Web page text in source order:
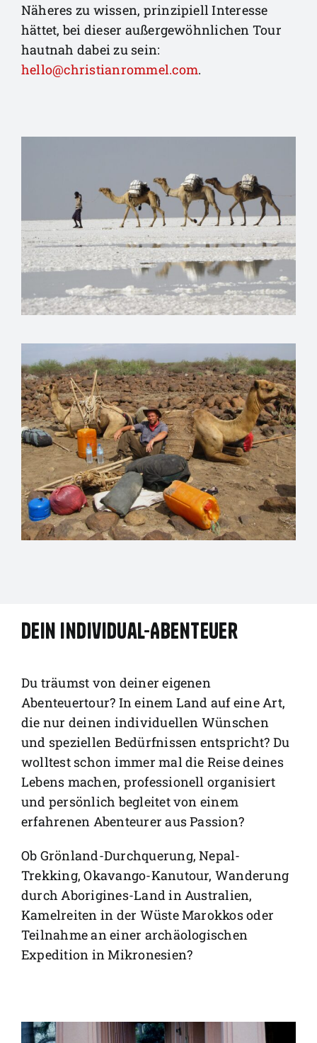
Näheres zu wissen, prinzipiell Interesse
hättet, bei dieser außergewöhnlichen Tour
hautnah dabei zu sein:
hello@christianrommel.com.
Dein Individual-Abenteuer
Du träumst von deiner eigenen
Abenteuertour? In einem Land auf eine Art,
die nur deinen individuellen Wünschen
und speziellen Bedürfnissen entspricht? Du
wolltest schon immer mal die Reise deines
Lebens machen, professionell organisiert
und persönlich begleitet von einem
erfahrenen Abenteurer aus Passion?
Ob Grönland-Durchquerung, Nepal-
Trekking, Okavango-Kanutour, Wanderung
durch Aborigines-Land in Australien,
Kamelreiten in der Wüste Marokkos oder
Teilnahme an einer archäologischen
Expedition in Mikronesien?